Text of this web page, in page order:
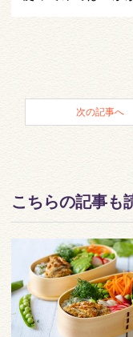
次の記事へ
こちらの記事も